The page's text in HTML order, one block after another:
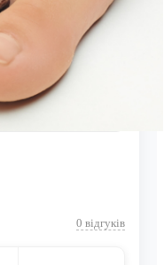
0 відгуків